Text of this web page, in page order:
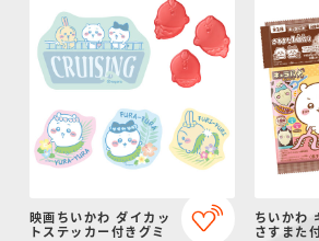
映画ちいかわ ダイカッ
トステッカー付きグミ
ちいかわ
さすまた